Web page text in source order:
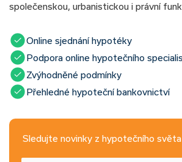
společenskou, urbanistickou i právní
Online sjednání hypotéky
Podpora online hypotečního
Zvýhodněné podmínky
Přehledné hypoteční bankovnictví
Sledujte novinky z hypotečního